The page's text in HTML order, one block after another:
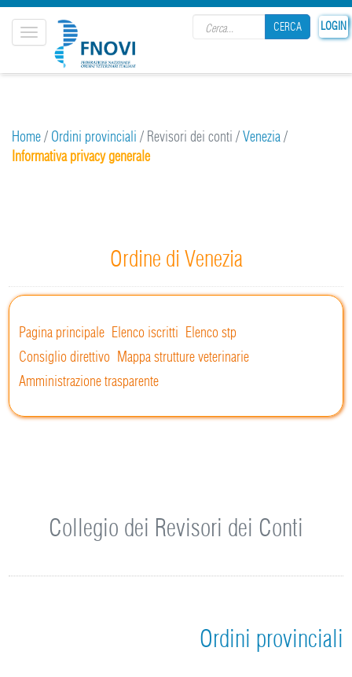
LOGIN
CERCA
Toggle
navigation
Home/ Ordini provinciali / Revisori dei conti /Venezia/
Informativa privacy generale
Ordine di Venezia
Pagina principale Elenco iscritti Elenco stp
Consiglio direttivo Mappa strutture veterinarie
Amministrazione trasparente
Collegio dei Revisori dei Conti
Ordini provinciali